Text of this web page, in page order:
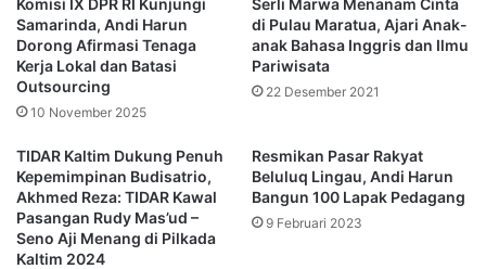
Berau,” ujarnya.
Ia menambahkan, TBUPP Berau berperan sebagai
katalisator perubahan dan pembaharu birokrasi, yang
diharapkan dapat menjadi motor inovasi dalam
mempercepat pelayanan publik.
Menanggapi hal tersebut, Andi Harun memaparkan latar
belakang pembentukan TWAP yang terdiri dari ketua,
empat koordinator bidang SDM, Ekonomi, Infrastruktur
Samarinda, Andi Harun
Dorong Afirmasi Tenaga
Kerja Lokal dan Batasi
Outsourcing
10 November 2025
di Pulau Maratua, Ajari Anak-
anak Bahasa Inggris dan Ilmu
Pariwisata
22 Desember 2021
TIDAR Kaltim Dukung Penuh
Kepemimpinan Budisatrio,
Akhmed Reza: TIDAR Kawal
Pasangan Rudy Mas’ud –
Seno Aji Menang di Pilkada
Kaltim 2024
Resmikan Pasar Rakyat
Beluluq Lingau, Andi Harun
Bangun 100 Lapak Pedagang
9 Februari 2023